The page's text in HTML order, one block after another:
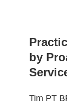
by
Tim PT